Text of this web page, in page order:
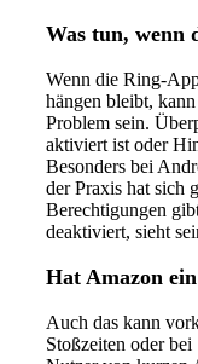
Was tun, wenn
Wenn die Ring-
hängen bleibt,
Problem sein.
aktiviert ist oder
Besonders bei
der Praxis hat sich
Berechtigungen
deaktiviert, sieht
Hat Amazon
Auch das kann
Stoßzeiten oder